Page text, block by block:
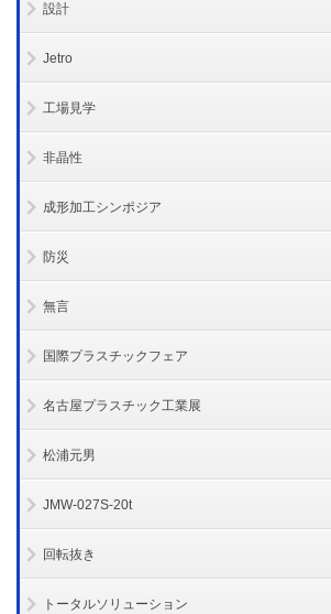
設計
Jetro
工場見学
非晶性
成形加工シンポジア
防災
無言
国際プラスチックフェア
名古屋プラスチック工業展
松浦元男
JMW-027S-20t
回転抜き
トータルソリューション